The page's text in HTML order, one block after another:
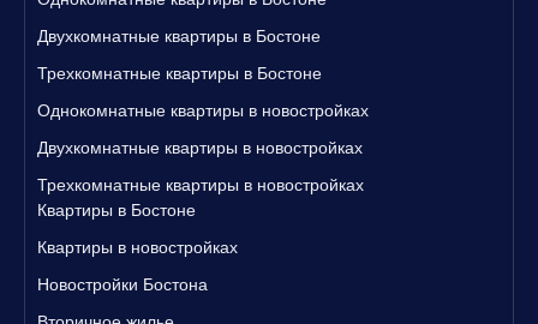
Двухкомнатные квартиры в Бостоне
Трехкомнатные квартиры в Бостоне
Однокомнатные квартиры в новостройках
Двухкомнатные квартиры в новостройках
Трехкомнатные квартиры в новостройках
Квартиры в Бостоне
Квартиры в новостройках
Новостройки Бостона